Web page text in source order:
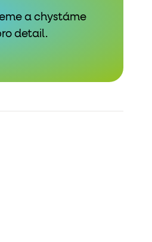
a chystáme
detail.